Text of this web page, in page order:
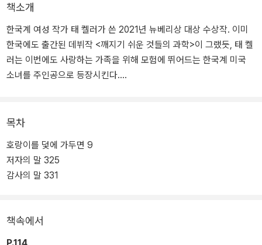
책소개
한국계 여성 작가 태 켈러가 쓴 2021년 뉴베리상 대상 수상작. 이미
한국에도 출간된 데뷔작 <깨지기 쉬운 것들의 과학>이 그랬듯, 태 켈
러는 이번에도 사랑하는 가족을 위해 모험에 뛰어드는 한국계 미국
소녀를 주인공으로 등장시킨다.
싱턴주로 이사한다. 어느 날, 할머니의 「해님 달님」 이야기에서 튀어
옛날에 네 할머니가 훔쳐 간 것을 돌려주면 할머니를 낫게 해 주마. 릴
리는 온 힘을 다해 달리기 시작한다. 할머니를 구하기 위해서, 사랑하
는 가족을 지키기 위해서. 그러나 호랑이가 사람의 소원을 순순히 들
<호랑이를 덫에 가두면>은 자신을 ‘투명 인간’이라고 정의하고, 언니
로부터는 ‘조아여’(조용한 아시아 여자애)라고 불리는 릴리가 ‘마법
목차
호랑이를 덫에 가두면 9
저자의 말 325
감사의 말 331
책속에서
P.114